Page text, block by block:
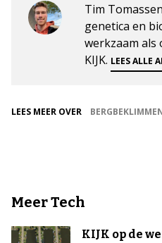
Tim
genetica en
werkzaam als
KIJK. LEES ALLE
LEES MEER OVER
Meer Tech
KIJK op de